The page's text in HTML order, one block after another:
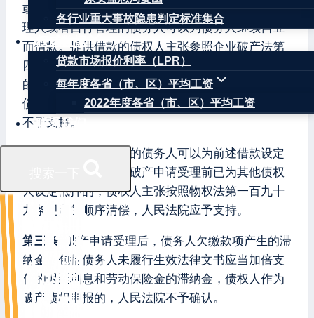
各行业重大事故隐患判定标准集合
权威数据
贷款市场报价利率（LPR）
每年度各省（市、区）平均工资
2022年度各省（市、区）平均工资
联系我们
或者第一次债权人会议召开前经人民法院许可，管
理人或者自行管理的债务人可以为债务人继续营业
而借款。提供借款的债权人主张参照企业破产法第
四十二条第四项的规定优先于普通破产债权清偿
的，人民法院应予支持，但其主张优先于此前已就
债务人特定财产享有担保的债权清偿的，人民法院
不予支持。
管理人或者自行管理的债务人可以为前述借款设定
抵押担保，抵押物在破产申请受理前已为其他债权
人设定抵押的，债权人主张按照物权法第一百九十
九条规定的顺序清偿，人民法院应予支持。
第三条 破产申请受理后，债务人欠缴款项产生的滞
纳金，包括债务人未履行生效法律文书应当加倍支
付的迟延利息和劳动保险金的滞纳金，债权人作为
破产债权申报的，人民法院不予确认。